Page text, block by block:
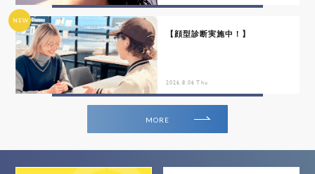
NEW
【顔型診断実施中！】
2026.8.06 Thu
MORE